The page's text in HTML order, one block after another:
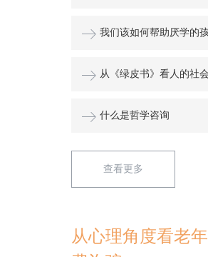
我们该如何帮助厌学的
从《绿皮书》看人的社
什么是哲学咨询
查看更多
从心理角度看老